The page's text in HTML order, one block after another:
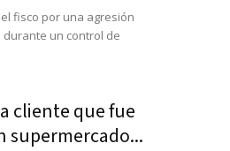
fisco por una agresión
un control de
cliente que fue
supermercado...